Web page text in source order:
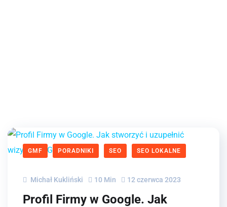
GMF PORADNIKI SEO SEO LOKALNE
Michał Kukliński 10 Min 12 czerwca 2023
Profil Firmy w Google. Jak